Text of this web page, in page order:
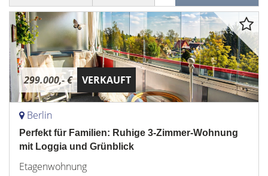
299.000,- € VERKAUFT
Berlin
Perfekt für Familien: Ruhige 3-Zimmer-Wohnung
mit Loggia und Grünblick
Etagenwohnung